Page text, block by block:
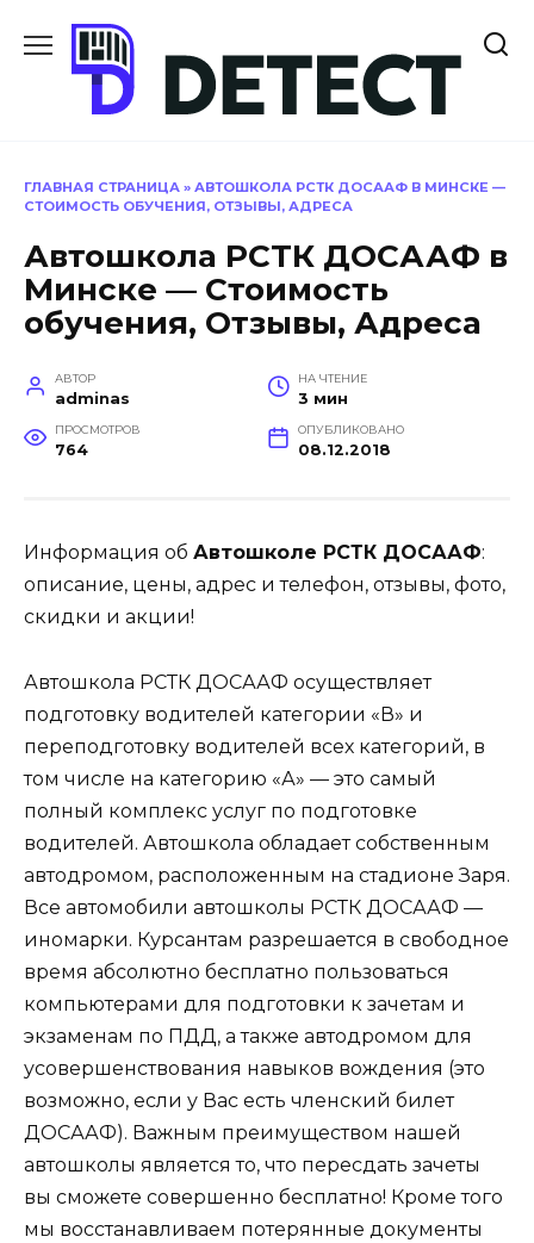
содержанию
ГЛАВНАЯ СТРАНИЦА » АВТОШКОЛА РСТК ДОСААФ В МИНСКЕ —
СТОИМОСТЬ ОБУЧЕНИЯ, ОТЗЫВЫ, АДРЕСА
Автошкола РСТК ДОСААФ в
Минске — Стоимость
обучения, Отзывы, Адреса
АВТОР
adminas
НА ЧТЕНИЕ
3 мин
ПРОСМОТРОВ
764
ОПУБЛИКОВАНО
08.12.2018
Информация об Автошколе РСТК ДОСААФ:
описание, цены, адрес и телефон, отзывы, фото,
скидки и акции!
Автошкола РСТК ДОСААФ осуществляет
подготовку водителей категории «В» и
переподготовку водителей всех категорий, в
том числе на категорию «А» — это самый
полный комплекс услуг по подготовке
водителей. Автошкола обладает собственным
автодромом, расположенным на стадионе Заря.
Все автомобили автошколы РСТК ДОСААФ —
иномарки. Курсантам разрешается в свободное
время абсолютно бесплатно пользоваться
компьютерами для подготовки к зачетам и
экзаменам по ПДД, а также автодромом для
усовершенствования навыков вождения (это
возможно, если у Вас есть членский билет
ДОСААФ). Важным преимуществом нашей
автошколы является то, что пересдать зачеты
вы сможете совершенно бесплатно! Кроме того
мы восстанавливаем потерянные документы